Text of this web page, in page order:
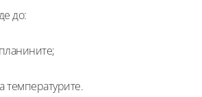
до:
температурите.